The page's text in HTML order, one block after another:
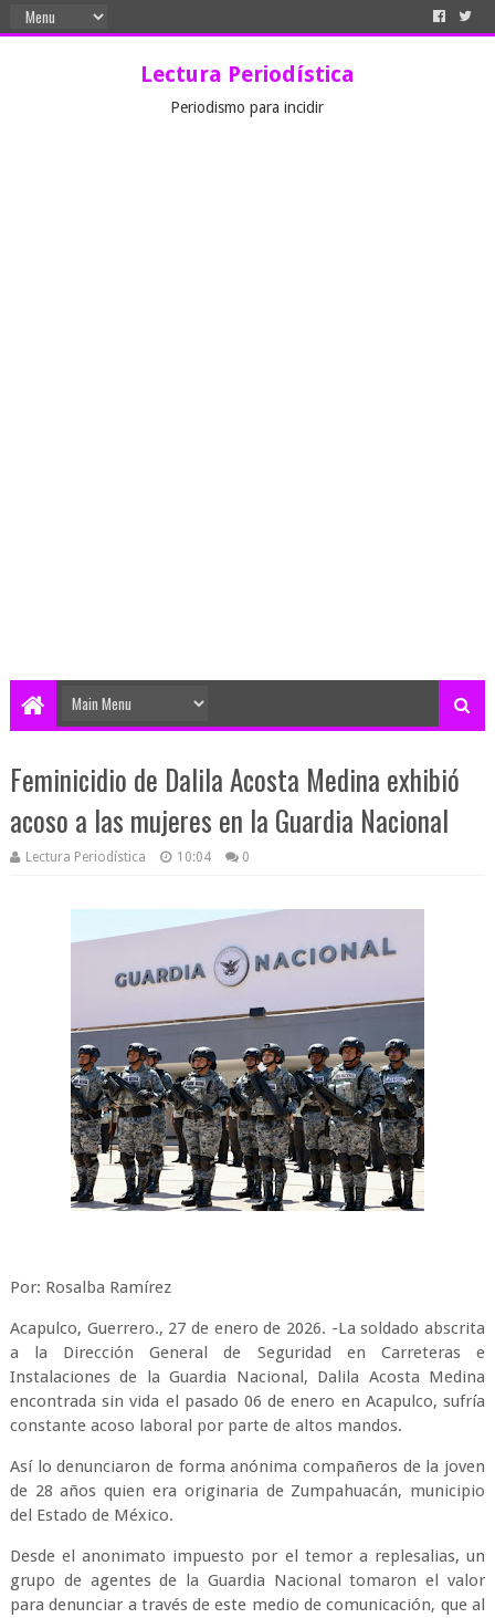
Lectura Periodística
Periodismo para incidir
Feminicidio de Dalila Acosta Medina exhibió
acoso a las mujeres en la Guardia Nacional
Lectura Periodística 10:04 0
Por: Rosalba Ramírez
Acapulco, Guerrero., 27 de enero de 2026. -La soldado abscrita
a la Dirección General de Seguridad en Carreteras e
Instalaciones de la Guardia Nacional, Dalila Acosta Medina
encontrada sin vida el pasado 06 de enero en Acapulco, sufría
constante acoso laboral por parte de altos mandos.
Así lo denunciaron de forma anónima compañeros de la joven
de 28 años quien era originaria de Zumpahuacán, municipio
del Estado de México.
Desde el anonimato impuesto por el temor a replesalias, un
grupo de agentes de la Guardia Nacional tomaron el valor
para denunciar a través de este medio de comunicación, que al